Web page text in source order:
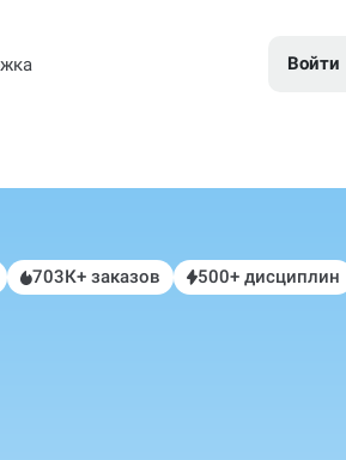
Войти
703К+ заказов 500+ дисциплин